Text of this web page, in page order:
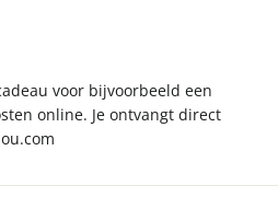
voor bijvoorbeeld een
online. Je ontvangt direct